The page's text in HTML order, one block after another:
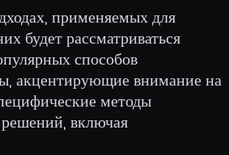
применяемых для
будет рассматриваться
способов
акцентирующие внимание на
методы
включая